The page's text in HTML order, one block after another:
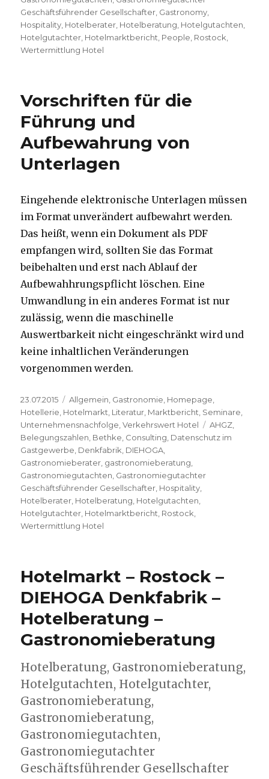
Geschäftsführender Gesellschafter Gastronomy
Hospitality Hotelberater Hotelberatung Hotelgutachten
Hotelgutachter Hotelmarktbericht People Rostock
Wertermittlung Hotel
Vorschriften für die
Führung und
Aufbewahrung von
Unterlagen
Eingehende elektronische Unterlagen müssen
im Format unverändert aufbewahrt werden.
Das heißt, wenn ein Dokument als PDF
empfangen wird, sollten Sie das Format
beibehalten und erst nach Ablauf der
Aufbewahhrungspflicht löschen. Eine
Umwandlung in ein anderes Format ist nur
zulässig, wenn die maschinelle
Auswertbarkeit nicht eingeschränkt wird und
keine inhaltlichen Veränderungen
vorgenommen werden.
Veröffentlicht
am
23.07.2015 Kategorien
Allgemein Gastronomie Homepage
Hotellerie Hotelmarkt Literatur Marktbericht Seminare
Unternehmensnachfolge ,Verkehrswert Hotel Schlagwörter
AHGZ
Belegungszahlen Bethke Consulting Datenschutz im
Gastgewerbe Denkfabrik DIEHOGA
Gastronomieberater gastronomieberatung
Gastronomiegutachten Gastronomiegutachter
Geschäftsführender Gesellschafter Hospitality
Hotelberater Hotelberatung Hotelgutachten
Hotelgutachter Hotelmarktbericht Rostock
Wertermittlung Hotel
Hotelmarkt – Rostock –
DIEHOGA Denkfabrik –
Hotelberatung –
Gastronomieberatung
Hotelberatung, Gastronomieberatung,
Hotelgutachten, Hotelgutachter,
Gastronomieberatung,
Gastronomieberatung,
Gastronomiegutachten,
Gastronomiegutachter
Geschäftsführender Gesellschafter